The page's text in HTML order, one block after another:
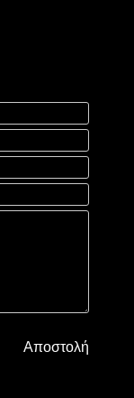
Αποστολή